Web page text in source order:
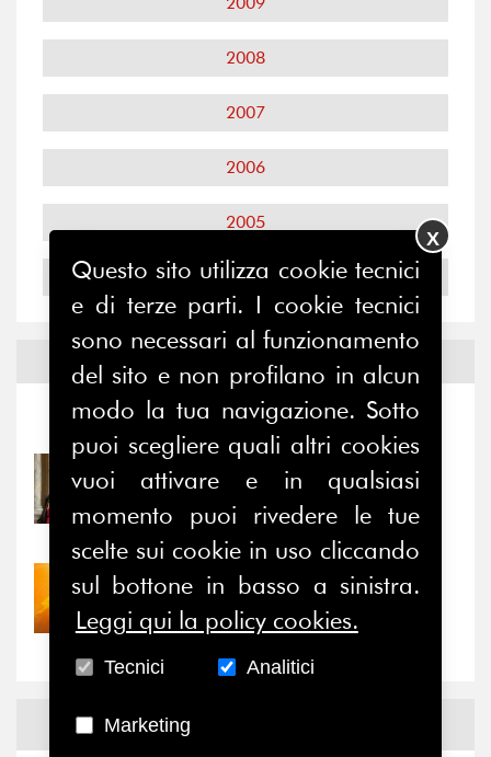
2008
2007
2006
2005
2004
Eventi
Notizie- Eventi
31/07/2026
Prima della pausa estiva,
il valore di...
30/07/2026
Nove anni dopo la
“grande cecità”: la...
News
Questo sito utilizza cookie tecnici
e di terze parti. I cookie tecnici
sono necessari al funzionamento
del sito e non profilano in alcun
modo la tua navigazione. Sotto
puoi scegliere quali altri cookies
vuoi attivare e in qualsiasi
momento puoi rivedere le tue
scelte sui cookie in uso cliccando
sul bottone in basso a sinistra.
Leggi qui la policy cookies.
Tecnici Analitici
Marketing
X